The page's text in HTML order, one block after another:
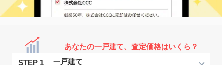
あなたの一戸建て、査定価格はいくら？
STEP 1